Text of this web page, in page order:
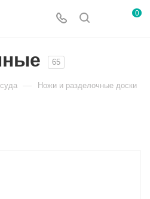
0
65
— Ножи и разделочные доски